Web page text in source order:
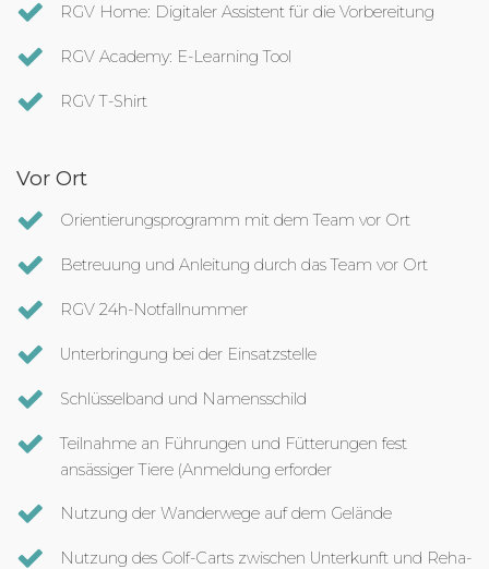
RGV Home: Digitaler Assistent für die Vorbereitung
RGV Academy: E-Learning Tool
RGV T-Shirt
Vor Ort
Orientierungsprogramm mit dem Team vor Ort
Betreuung und Anleitung durch das Team vor Ort
RGV 24h-Notfallnummer
Unterbringung bei der Einsatzstelle
Schlüsselband und Namensschild
Teilnahme an Führungen und Fütterungen fest
ansässiger Tiere (Anmeldung erforder
Nutzung der Wanderwege auf dem Gelände
Nutzung des Golf-Carts zwischen Unterkunft und Reha-